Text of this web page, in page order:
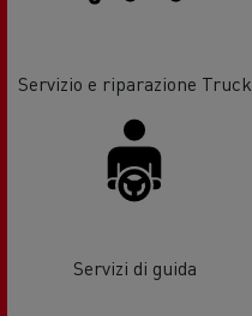
Servizio e riparazione Truck
Servizi di guida